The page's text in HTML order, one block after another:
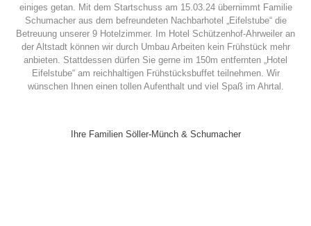
einiges getan. Mit dem Startschuss am 15.03.24 übernimmt Familie
Schumacher aus dem befreundeten Nachbarhotel „Eifelstube“ die
Betreuung unserer 9 Hotelzimmer. Im Hotel Schützenhof-Ahrweiler an
der Altstadt können wir durch Umbau Arbeiten kein Frühstück mehr
anbieten. Stattdessen dürfen Sie gerne im 150m entfernten „Hotel
Eifelstube“ am reichhaltigen Frühstücksbuffet teilnehmen. Wir
wünschen Ihnen einen tollen Aufenthalt und viel Spaß im Ahrtal.
Ihre Familien Söller-Münch & Schumacher